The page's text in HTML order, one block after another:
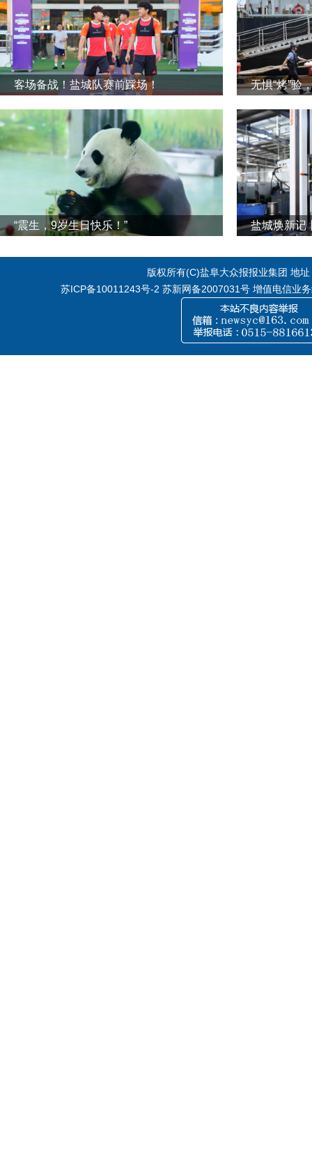
客场备战！盐城队赛前踩场！ 无惧“烤”验
“震生，9岁生日快乐！”
版权所有(C)盐阜大众报报业集团 地
苏ICP备10011243号-2 苏新网备2007031号 增值电信业